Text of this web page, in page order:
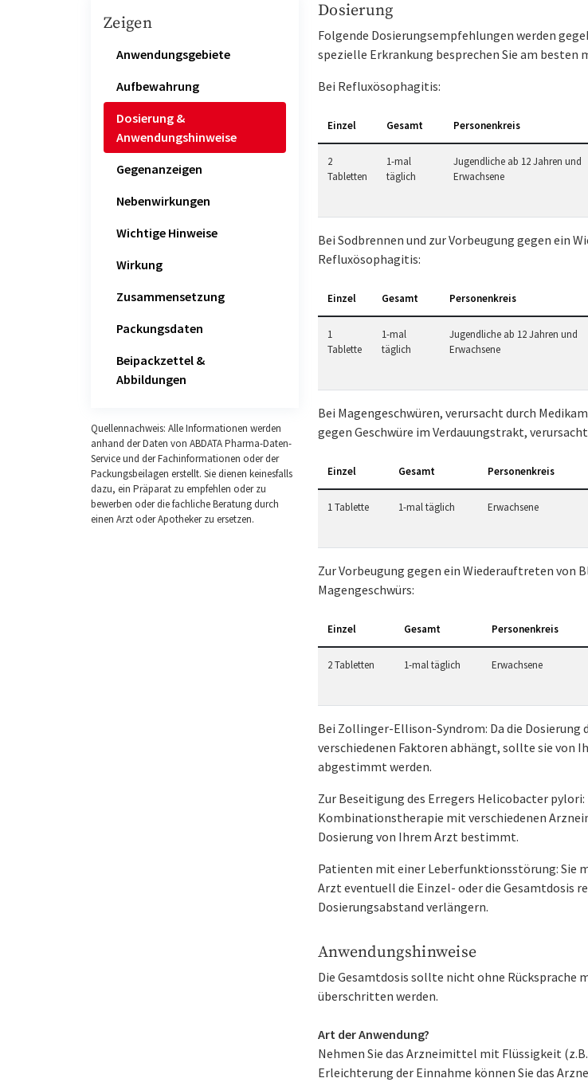
Zeigen
Anwendungsgebiete
Aufbewahrung
Dosierung &
Anwendungshinweise
Gegenanzeigen
Nebenwirkungen
Wichtige Hinweise
Wirkung
Zusammensetzung
Packungsdaten
Beipackzettel &
Abbildungen
Quellennachweis: Alle Informationen werden
anhand der Daten von ABDATA Pharma-Daten-
Service und der Fachinformationen oder der
Packungsbeilagen erstellt. Sie dienen keinesfalls
dazu, ein Präparat zu empfehlen oder zu
bewerben oder die fachliche Beratung durch
einen Arzt oder Apotheker zu ersetzen.
Dosierung
Folgende Dosierungsempfehlungen werden
spezielle Erkrankung besprechen Sie am besten
Bei Refluxösophagitis:
Einzel Gesamt Personenkreis
2
Tabletten
1-mal
täglich
Jugendliche ab 12 Jahren und
Erwachsene
Bei Sodbrennen und zur Vorbeugung gegen ein
Refluxösophagitis:
Einzel Gesamt Personenkreis
1
Tablette
1-mal
täglich
Jugendliche ab 12 Jahren und
Erwachsene
Bei Magengeschwüren, verursacht durch
gegen Geschwüre im Verdauungstrakt,
Einzel Gesamt Personenkreis
1 Tablette 1-mal täglich Erwachsene
Zur Vorbeugung gegen ein Wiederauftreten von
Magengeschwürs:
Einzel Gesamt Personenkreis
2 Tabletten 1-mal täglich Erwachsene
Bei Zollinger-Ellison-Syndrom: Da die Dosierung
verschiedenen Faktoren abhängt, sollte sie von
abgestimmt werden.
Zur Beseitigung des Erregers Helicobacter pylori:
Kombinationstherapie mit verschiedenen
Dosierung von Ihrem Arzt bestimmt.
Patienten mit einer Leberfunktionsstörung: Sie
Arzt eventuell die Einzel- oder die Gesamtdosis
Dosierungsabstand verlängern.
Anwendungshinweise
Die Gesamtdosis sollte nicht ohne Rücksprache
überschritten werden.
Art der Anwendung?
Nehmen Sie das Arzneimittel mit Flüssigkeit
Erleichterung der Einnahme können Sie das